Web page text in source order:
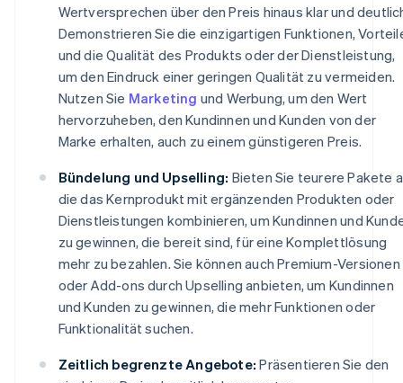
Wertversprechen über den Preis hinaus klar und
Demonstrieren Sie die einzigartigen Funktionen,
und die Qualität des Produkts oder der Dienstleistung,
um den Eindruck einer geringen Qualität zu vermeiden.
Nutzen Sie Marketing und Werbung, um den Wert
hervorzuheben, den Kundinnen und Kunden von der
Marke erhalten, auch zu einem günstigeren Preis.
Bündelung und Upselling: Bieten Sie teurere Pakete
die das Kernprodukt mit ergänzenden Produkten oder
Dienstleistungen kombinieren, um Kundinnen und
zu gewinnen, die bereit sind, für eine Komplettlösung
mehr zu bezahlen. Sie können auch Premium-Versionen
oder Add-ons durch Upselling anbieten, um Kundinnen
und Kunden zu gewinnen, die mehr Funktionen oder
Funktionalität suchen.
Zeitlich begrenzte Angebote: Präsentieren Sie den